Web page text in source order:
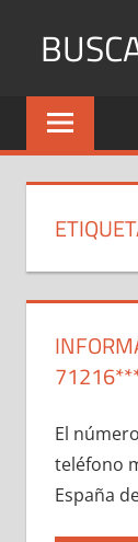
Identifica
Números
y
El
teléfono
España